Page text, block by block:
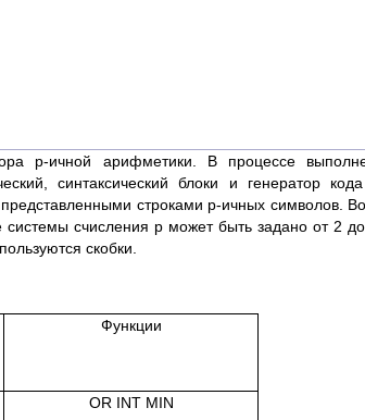
р-ичной арифметики. В процессе
синтаксический блоки и генератор
строками p-ичных символов.
счисления p может быть задано от 2
скобки.
Функции
OR INT MIN